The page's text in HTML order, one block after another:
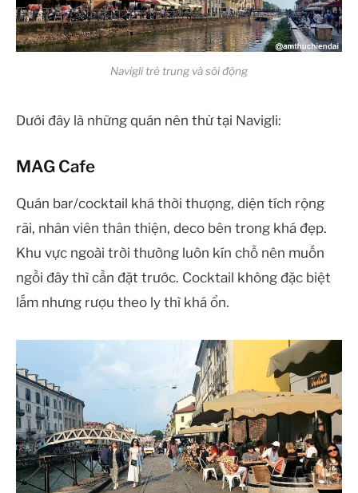
Navigli trẻ trung và sôi động
Dưới đây là những quán nên thử tại Navigli:
MAG Cafe
Quán bar/cocktail khá thời thượng, diện tích rộng
rãi, nhân viên thân thiện, deco bên trong khá đẹp.
Khu vực ngoài trời thường luôn kín chỗ nên muốn
ngồi đây thì cần đặt trước. Cocktail không đặc biệt
lắm nhưng rượu theo ly thì khá ổn.